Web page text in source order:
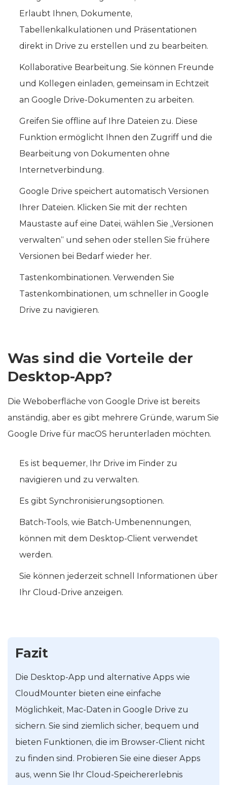
Erlaubt Ihnen, Dokumente,
Tabellenkalkulationen und Präsentationen
direkt in Drive zu erstellen und zu bearbeiten.
Kollaborative Bearbeitung. Sie können Freunde
und Kollegen einladen, gemeinsam in Echtzeit
an Google Drive-Dokumenten zu arbeiten.
Greifen Sie offline auf Ihre Dateien zu. Diese
Funktion ermöglicht Ihnen den Zugriff und die
Bearbeitung von Dokumenten ohne
Internetverbindung.
Google Drive speichert automatisch Versionen
Ihrer Dateien. Klicken Sie mit der rechten
Maustaste auf eine Datei, wählen Sie „Versionen
verwalten“ und sehen oder stellen Sie frühere
Versionen bei Bedarf wieder her.
Tastenkombinationen. Verwenden Sie
Tastenkombinationen, um schneller in Google
Drive zu navigieren.
Was sind die Vorteile der
Desktop-App?
Die Weboberfläche von Google Drive ist bereits
anständig, aber es gibt mehrere Gründe, warum Sie
Google Drive für macOS herunterladen möchten.
Es ist bequemer, Ihr Drive im Finder zu
navigieren und zu verwalten.
Es gibt Synchronisierungsoptionen.
Batch-Tools, wie Batch-Umbenennungen,
können mit dem Desktop-Client verwendet
werden.
Sie können jederzeit schnell Informationen über
Ihr Cloud-Drive anzeigen.
Fazit
Die Desktop-App und alternative Apps wie
CloudMounter bieten eine einfache
Möglichkeit, Mac-Daten in Google Drive zu
sichern. Sie sind ziemlich sicher, bequem und
bieten Funktionen, die im Browser-Client nicht
zu finden sind. Probieren Sie eine dieser Apps
aus, wenn Sie Ihr Cloud-Speichererlebnis